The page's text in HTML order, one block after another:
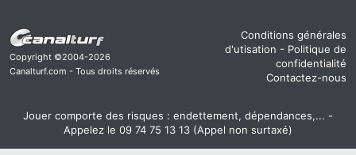
Copyright ©2004-2026
Canalturf.com - Tous droits réservés
Conditions générales
d'utisation - Politique de
confidentialité
Contactez-nous
Jouer comporte des risques : endettement, dépendances,... -
Appelez le 09 74 75 13 13 (Appel non surtaxé)